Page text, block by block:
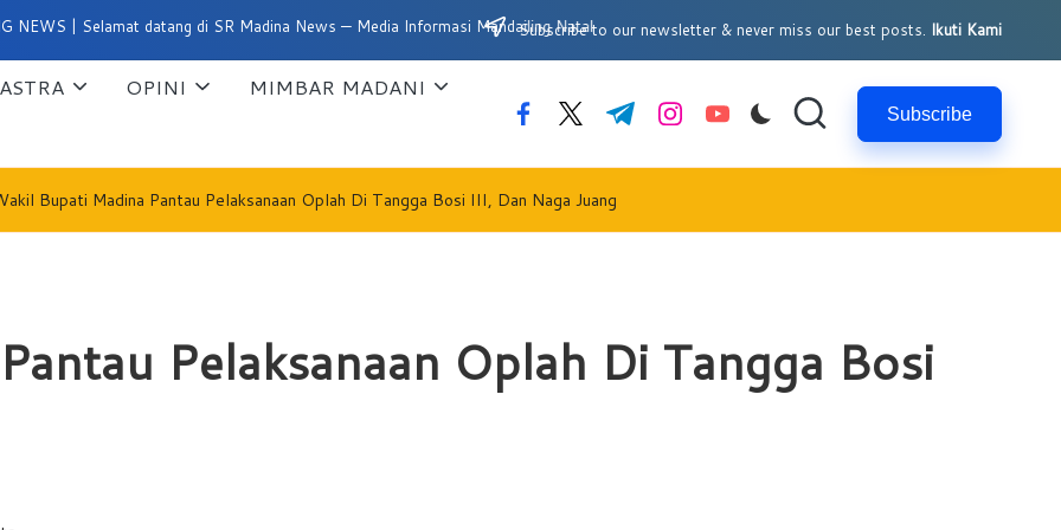
| Selamat datang di SR Madina News — Media Informasi Mandailing NatalSubscribe to our newsletter & never miss our best posts. Ikuti Kami
OPINI
MIMBAR MADANI
facebook.com
twitter.com
t.me instagram.com
youtube.com Subscribe
Bupati Madina Pantau Pelaksanaan Oplah Di Tangga Bosi III, Dan Naga Juang
Pelaksanaan Oplah Di Tangga Bosi